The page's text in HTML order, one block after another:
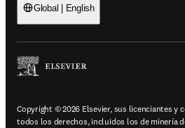
Global | English
Copyright © 2026 Elsevier, sus licenciantes y
todos los derechos, incluidos los de minería